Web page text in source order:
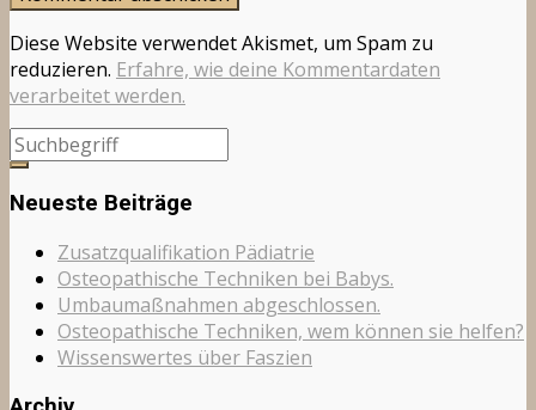
Diese Website verwendet Akismet, um Spam zu
reduzieren. Erfahre, wie deine Kommentardaten
verarbeitet werden.
Neueste Beiträge
Zusatzqualifikation Pädiatrie
Osteopathische Techniken bei Babys.
Umbaumaßnahmen abgeschlossen.
Osteopathische Techniken, wem können sie helfen?
Wissenswertes über Faszien